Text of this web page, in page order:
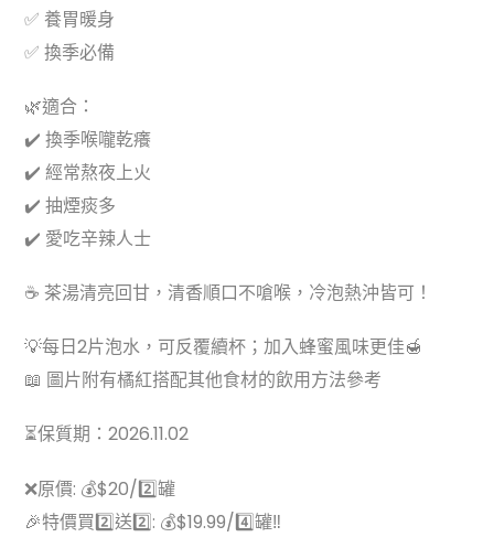
✅ 養胃暖身
✅ 換季必備
🌿適合：
✔️ 換季喉嚨乾癢
✔️ 經常熬夜上火
✔️ 抽煙痰多
✔️ 愛吃辛辣人士
☕ 茶湯清亮回甘，清香順口不嗆喉，冷泡熱沖皆可！
💡每日2片泡水，可反覆續杯；加入蜂蜜風味更佳🍯
📖 圖片附有橘紅搭配其他食材的飲用方法參考
⏳保質期：2026.11.02
❌原價: 💰$20/2️⃣罐
🎉特價買2️⃣送2️⃣: 💰$19.99/4️⃣罐‼